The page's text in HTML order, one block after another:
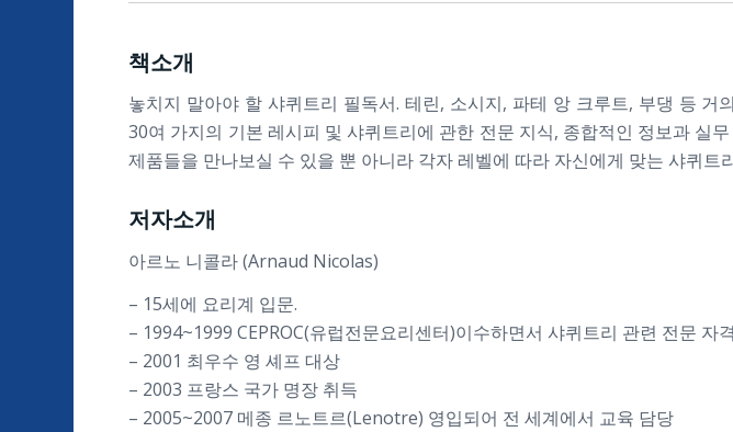
책소개
놓치지 말아야 할 샤퀴트리 필독서. 테린, 소시지, 파테 앙 크루트, 부댕 등
30여 가지의 기본 레시피 및 샤퀴트리에 관한 전문 지식, 종합적인 정보과 실
제품들을 만나보실 수 있을 뿐 아니라 각자 레벨에 따라 자신에게 맞는 샤퀴트
저자소개
아르노 니콜라 (Arnaud Nicolas)
– 15세에 요리계 입문.
– 1994~1999 CEPROC(유럽전문요리센터)이수하면서 샤퀴트리 관련 전문 자
– 2001 최우수 영 셰프 대상
– 2003 프랑스 국가 명장 취득
– 2005~2007 메종 르노트르(Lenotre) 영입되어 전 세계에서 교육 담당